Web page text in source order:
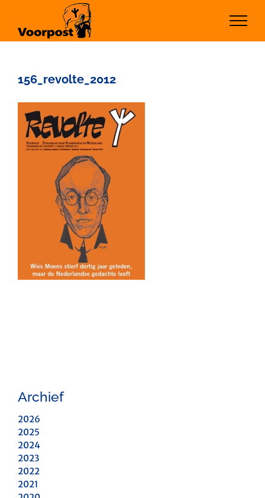
inhoud
156_revolte_2012
Archief
2026
2025
2024
2023
2022
2021